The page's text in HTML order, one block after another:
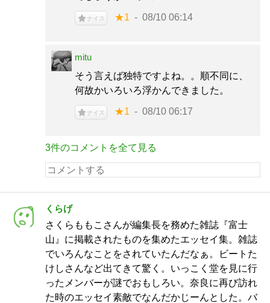
ナイス ★1 08/10 06:14
mitu
そう言えば独特ですよね。。順不同に、
何故かいろいろ浮かんできました。
ナイス ★1 08/10 06:17
3件のコメントを全て見る
くらげ
さくらももこさんが編集長を務めた雑誌『富士
山』に掲載されたものを集めたエッセイ集。雑誌
でいろんなことをされていたんだなぁ。ビートた
けしさんなど出てきて驚く。いっこく堂を見に行
ったメンバーが謎でおもしろい。奈良に再び訪れ
た時のエッセイ素敵でなんだかじーんとした。バ